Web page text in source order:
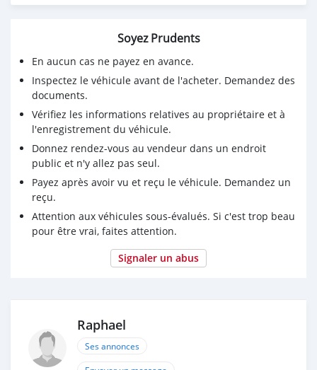
➡️ Kilométrage : 141 300 km (évolutif)
➡️ Boîte automatique
➡️ Prix : 430 000 XPF
➡️ Disponible début décembre, visible sur rendez-vous
Un nettoyage complet sera fait avant la vente.
Message sur site ou messagerie raphy63@hotmail.com
ou sur messenger (annonce disponible sur marketplace)
Petits défauts
- fenêtre arrière droit ne fonctionne plus (mécanisme à
changer)
- contrôle de la fenêtre avant passager ne fonctionne
Soyez Prudents
En aucun cas ne payez en avance.
Inspectez le véhicule avant de l'acheter. Demandez des
documents.
Vérifiez les informations relatives au propriétaire et à
l'enregistrement du véhicule.
Donnez rendez-vous au vendeur dans un endroit
public et n'y allez pas seul.
Payez après avoir vu et reçu le véhicule. Demandez un
reçu.
Attention aux véhicules sous-évalués. Si c'est trop beau
pour être vrai, faites attention.
Signaler un abus
Raphael
Ses annonces